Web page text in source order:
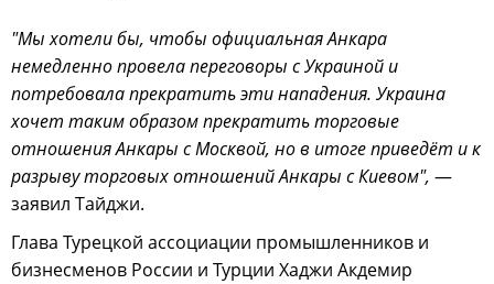
"Мы хотели бы, чтобы официальная Анкара
немедленно провела переговоры с Украиной и
потребовала прекратить эти нападения. Украина
хочет таким образом прекратить торговые
отношения Анкары с Москвой, но в итоге приведёт и к
разрыву торговых отношений Анкары с Киевом", —
заявил Тайджи.
Глава Турецкой ассоциации промышленников и
бизнесменов России и Турции Хаджи Акдемир